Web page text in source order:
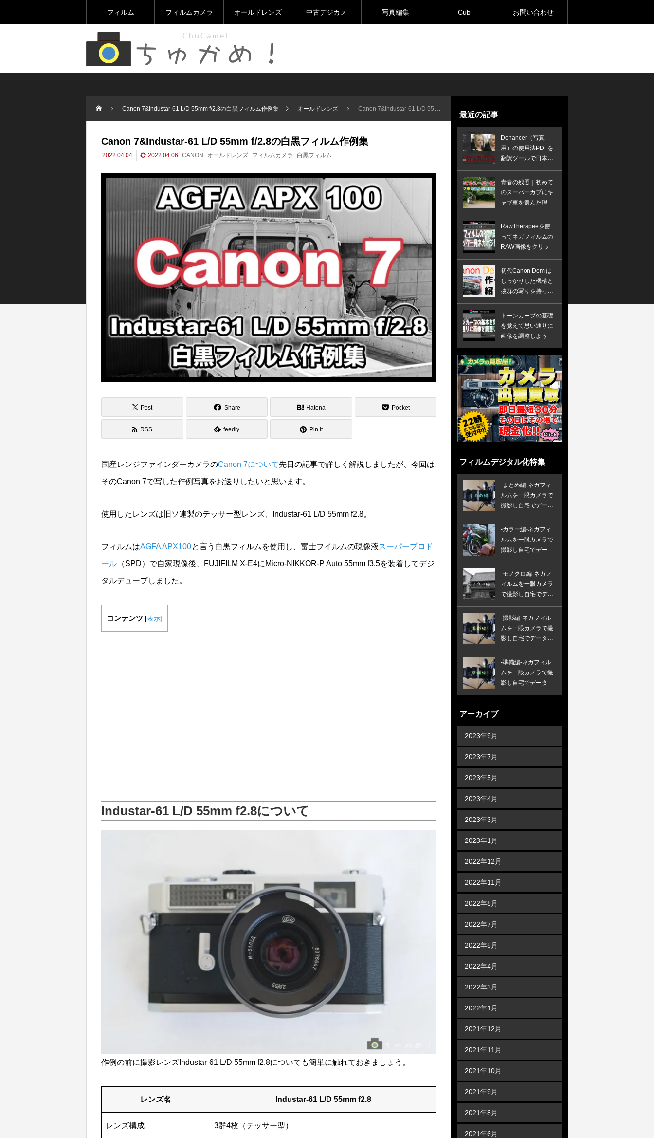
フィルム フィルムカメラ オールドレンズ 中古デジカメ 写真編集 Cub お問い合わせ
Canon 7&Industar-61 L/D 55mm f/2.8の白黒フィルム作例集 オールドレンズ Canon 7&Industar-61 L/D 55mm f/2.8の白黒フィルム作例集
Canon 7&Industar-61 L/D 55mm f/2.8の白黒フィルム作例集
2022.04.04 2022.04.06 CANON オールドレンズ フィルムカメラ 白黒フィルム
Post Share Hatena Pocket
RSS feedly Pin it
国産レンジファインダーカメラのCanon 7について先日の記事で詳しく解説しましたが、今回は
そのCanon 7で写した作例写真をお送りしたいと思います。
使用したレンズは旧ソ連製のテッサー型レンズ、Industar-61 L/D 55mm f2.8。
フィルムはAGFA APX100と言う白黒フィルムを使用し、富士フイルムの現像液スーパープロド
ール （SPD）で自家現像後、FUJIFILM X-E4にMicro-NIKKOR-P Auto 55mm f3.5を装着してデジ
タルデュープしました。
コンテンツ [表示]
Industar-61 L/D 55mm f2.8について
作例の前に撮影レンズIndustar-61 L/D 55mm f2.8についても簡単に触れておきましょう。
レンズ名 Industar-61 L/D 55mm f2.8
レンズ構成 3群4枚（テッサー型）
最近の記事
Dehancer（写真
用）の使用法PDFを
翻訳ツールで日本語
青春の残照｜初めて
のスーパーカブにキ
ャブ車を選んだ理由
RawTherapeeを使
ってネガフィルムの
RAW画像をクリック
る方法
初代Canon Demiは
しっかりした機構と
抜群の写りを持った
トーンカーブの基礎
を覚えて思い通りに
画像を調整しよう
フィルムデジタル化特集
-まとめ編-ネガフィ
ルムを一眼カメラで
撮影し自宅でデータ
-カラー編-ネガフィ
ルムを一眼カメラで
撮影し自宅でデータ
-モノクロ編-ネガフ
ィルムを一眼カメラ
で撮影し自宅でデー
-撮影編-ネガフィル
ムを一眼カメラで撮
影し自宅でデータ化
-準備編-ネガフィル
ムを一眼カメラで撮
影し自宅でデータ化
アーカイブ
2023年9月
2023年7月
2023年5月
2023年4月
2023年3月
2023年1月
2022年12月
2022年11月
2022年8月
2022年7月
2022年5月
2022年4月
2022年3月
2022年1月
2021年12月
2021年11月
2021年10月
2021年9月
2021年8月
2021年6月